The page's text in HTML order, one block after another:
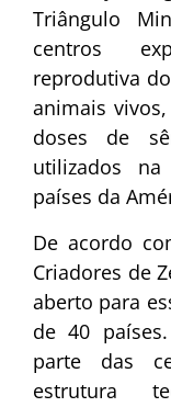
Triângulo
centros
reprodutiva
animais
doses de
utilizados
países da
De acordo
Criadores de
aberto para
de 40
parte das
estrutura